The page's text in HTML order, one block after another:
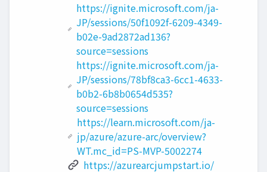
https://ignite.microsoft.com/ja-
JP/sessions/50f1092f-6209-4349-
b02e-9ad2872ad136?
source=sessions
https://ignite.microsoft.com/ja-
JP/sessions/78bf8ca3-6cc1-4633-
b0b2-6b8b0654d535?
source=sessions
https://learn.microsoft.com/ja-
jp/azure/azure-arc/overview?
WT.mc_id=PS-MVP-5002274
https://azurearcjumpstart.io/